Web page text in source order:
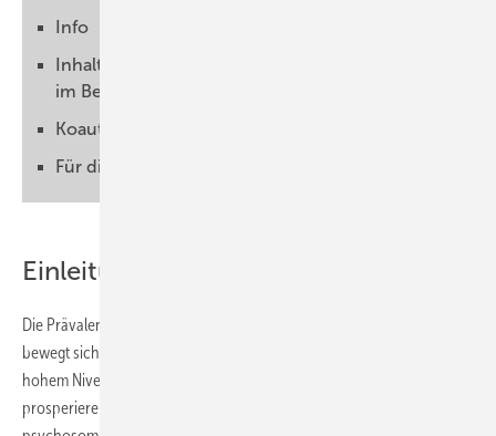
Info
Inhalte der „Psychosomatischen Sprechstunde
im Betrieb“
Koautoren
Für die Autoren
Einleitung
Die Prävalenz psychischer Erkrankungen in der Gesamtbevölkerung
bewegt sich deutschlandweit mit ca. 25 % bis 30 % seit langem auf
hohem Niveau (Jacobi et al. 2014). Als einem wirtschaftlich
prosperierenden Land dürfte der Anteil der psychisch bzw.